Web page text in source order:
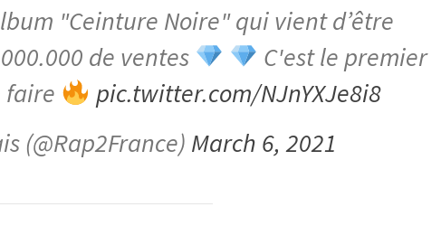
"Ceinture Noire" qui vient d’être
de ventes
C'est le premier
faire
pic.twitter.com/NJnYXJe8i8
(@Rap2France) March 6, 2021